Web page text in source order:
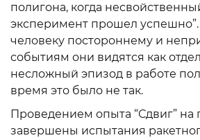
полигона, когда
эксперимент прошел успешно”.
человеку постороннему и
событиям они видятся как
несложный эпизод в работе
время это было не так.
Проведением опыта “Сдвиг” на
завершены испытания